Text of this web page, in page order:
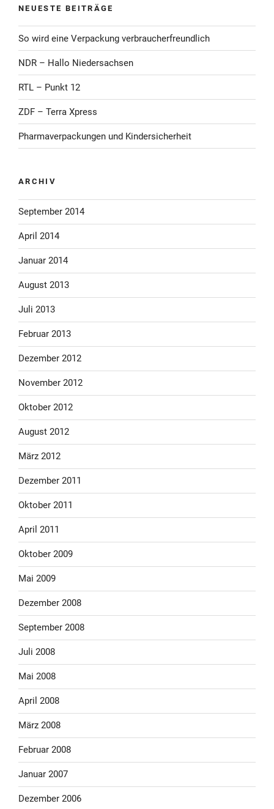
NEUESTE BEITRÄGE
So wird eine Verpackung verbraucherfreundlich
NDR – Hallo Niedersachsen
RTL – Punkt 12
ZDF – Terra Xpress
Pharmaverpackungen und Kindersicherheit
ARCHIV
September 2014
April 2014
Januar 2014
August 2013
Juli 2013
Februar 2013
Dezember 2012
November 2012
Oktober 2012
August 2012
März 2012
Dezember 2011
Oktober 2011
April 2011
Oktober 2009
Mai 2009
Dezember 2008
September 2008
Juli 2008
Mai 2008
April 2008
März 2008
Februar 2008
Januar 2007
Dezember 2006